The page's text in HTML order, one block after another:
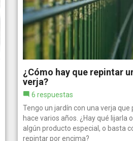
¿Cómo hay que repintar
verja?
6 respuestas
Tengo un jardín con una verja que
hace varios años. ¿Hay qué lijarla
algún producto especial, o basta
repintar por encima?